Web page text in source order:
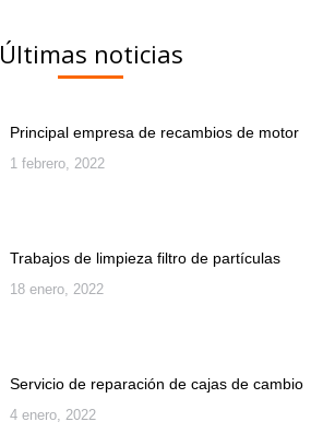
Últimas noticias
Principal empresa de recambios de motor
1 febrero, 2022
Trabajos de limpieza filtro de partículas
18 enero, 2022
Servicio de reparación de cajas de cambio
4 enero, 2022